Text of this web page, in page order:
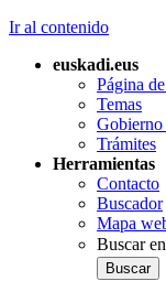
Ir al contenido
euskadi.eus
Página
Temas
Gobierno
Trámites
Herramientas
Contacto
Buscador
Mapa
Buscar